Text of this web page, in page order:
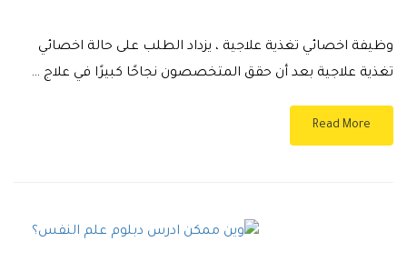
وظيفة اخصائي تغذية علاجية ، يزداد الطلب على حالة اخصائي
تغذية علاجية بعد أن حقق المتخصصون نجاحًا كبيرًا في علاج …
Read More